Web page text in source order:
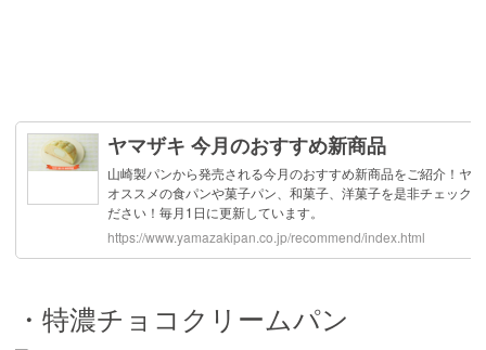
・特濃チョコクリームパン